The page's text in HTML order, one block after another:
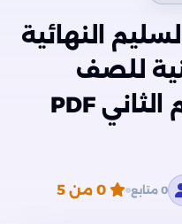
النهائية
للصف
الرابع الابتدائي الترم الثاني PDF
0 متابع 0 من 5